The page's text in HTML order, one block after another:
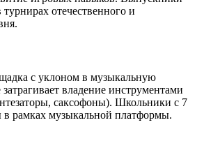
отечественного и
с уклоном в музыкальную
владение инструментами
саксофоны). Школьники с 7
рамках музыкальной платформы.